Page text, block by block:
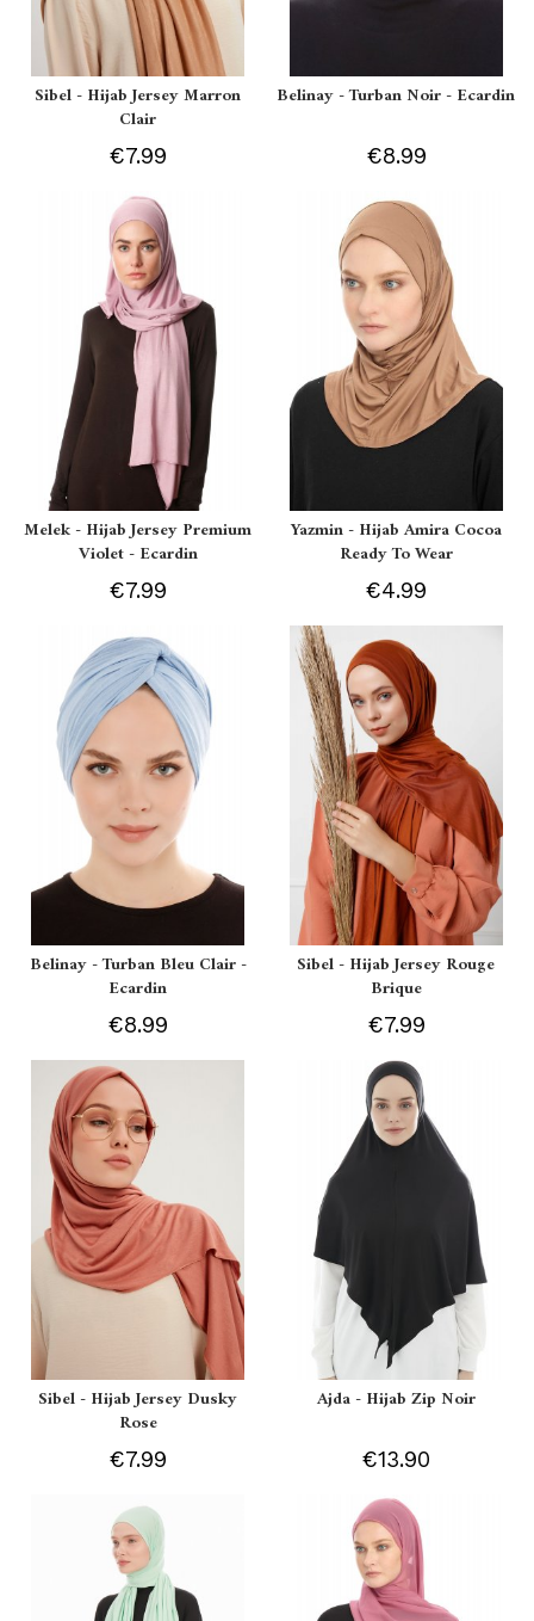
Sibel - Hijab Jersey Marron
Clair
€7.99
Belinay - Turban Noir - Ecardin
€8.99
Melek - Hijab Jersey Premium
Violet - Ecardin
€7.99
Yazmin - Hijab Amira Cocoa
Ready To Wear
€4.99
Belinay - Turban Bleu Clair -
Ecardin
€8.99
Sibel - Hijab Jersey Rouge
Brique
€7.99
Sibel - Hijab Jersey Dusky
Rose
€7.99
Ajda - Hijab Zip Noir
€13.90